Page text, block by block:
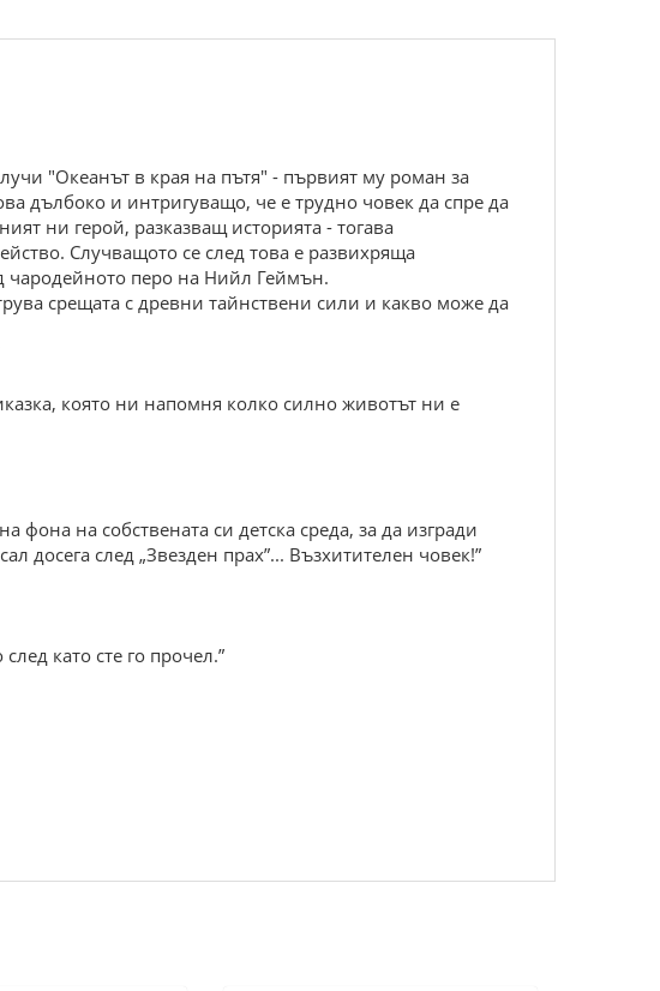
"Океанът в края на пътя" - първият му роман за
дълбоко и интригуващо, че е трудно човек да спре да
ни герой, разказващ историята - тогава
Случващото се след това е развихряща
чародейното перо на Нийл Геймън.
срещата с древни тайнствени сили и какво може да
която ни напомня колко силно животът ни е
на собствената си детска среда, за да изгради
досега след „Звезден прах”... Възхитителен човек!”
като сте го прочел.”